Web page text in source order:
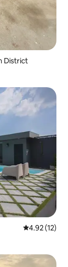
District
Ukadiriaji wa
4.92 (12)